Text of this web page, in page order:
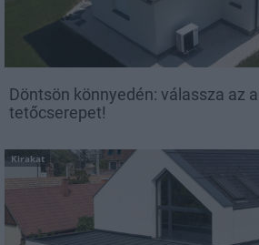
Döntsön könnyedén: válassza az
tetőcserepet!
Kirakat